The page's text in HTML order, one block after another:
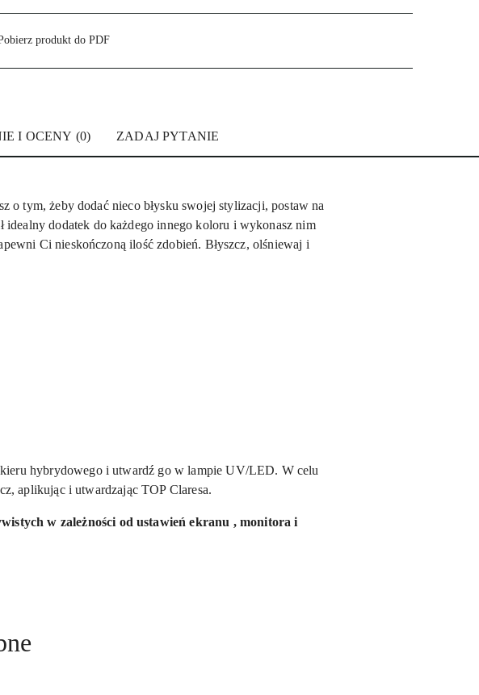
produkt do PDF
I OCENY (0) ZADAJ PYTANIE
o tym, żeby dodać nieco błysku swojej stylizacji, postaw na
idealny dodatek do każdego innego koloru i wykonasz nim
Ci nieskończoną ilość zdobień. Błyszcz, olśniewaj i
hybrydowego i utwardź go w lampie UV/LED. W celu
aplikując i utwardzając TOP Claresa.
w zależności od ustawień ekranu , monitora i